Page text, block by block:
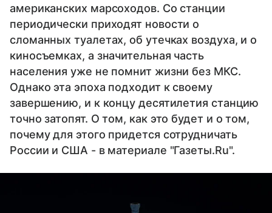
американских марсоходов. Со станции
периодически приходят новости о
сломанных туалетах, об утечках воздуха, и о
киносъемках, а значительная часть
населения уже не помнит жизни без МКС.
Однако эта эпоха подходит к своему
завершению, и к концу десятилетия станцию
точно затопят. О том, как это будет и о том,
почему для этого придется сотрудничать
России и США - в материале "Газеты.Ru".